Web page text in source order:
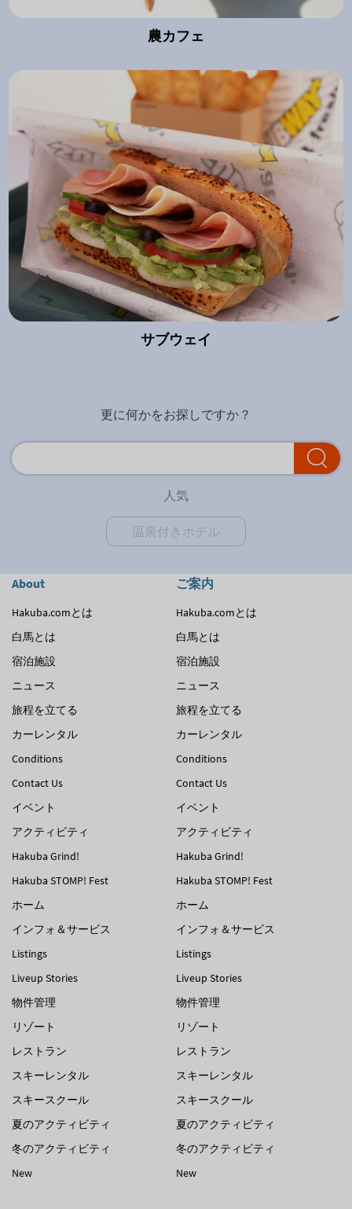
農カフェ
サブウェイ
更に何かをお探しですか？
人気
温泉付きホテル
About
Hakuba.comとは
白馬とは
宿泊施設
ニュース
旅程を立てる
カーレンタル
Conditions
Contact Us
イベント
アクティビティ
Hakuba Grind!
Hakuba STOMP! Fest
ホーム
インフォ＆サービス
Listings
Liveup Stories
物件管理
リゾート
レストラン
スキーレンタル
スキースクール
夏のアクティビティ
冬のアクティビティ
New
ご案内
Hakuba.comとは
白馬とは
宿泊施設
ニュース
旅程を立てる
カーレンタル
Conditions
Contact Us
イベント
アクティビティ
Hakuba Grind!
Hakuba STOMP! Fest
ホーム
インフォ＆サービス
Listings
Liveup Stories
物件管理
リゾート
レストラン
スキーレンタル
スキースクール
夏のアクティビティ
冬のアクティビティ
New